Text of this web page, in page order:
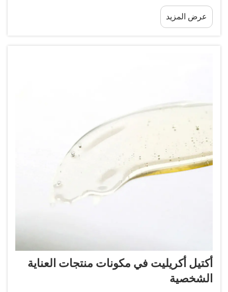
بسبب الالتصاق العالي والمرونة بالإضافة إلى مقاومة
الأكريليك للظروف البيئية
عرض المزيد
أكتيل أكريليت في مكونات منتجات العناية
الشخصية